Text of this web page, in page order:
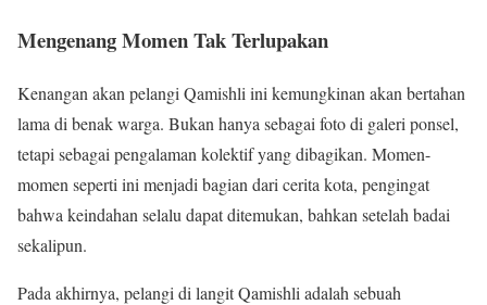
Mengenang Momen Tak Terlupakan
Kenangan akan pelangi Qamishli ini kemungkinan akan bertahan
lama di benak warga. Bukan hanya sebagai foto di galeri ponsel,
tetapi sebagai pengalaman kolektif yang dibagikan. Momen-
momen seperti ini menjadi bagian dari cerita kota, pengingat
bahwa keindahan selalu dapat ditemukan, bahkan setelah badai
sekalipun.
Pada akhirnya, pelangi di langit Qamishli adalah sebuah